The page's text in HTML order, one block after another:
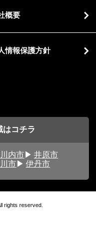
概要
情報保護方針
はコチラ
内市
井原市
市 伊丹市
rights reserved.